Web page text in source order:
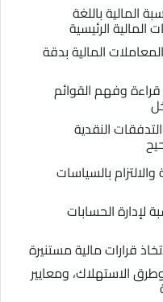
المالية باللغة
المالية الرئيسية
المالية بدقة
قراءة وفهم القوائم
النقدية
بالسياسات
لإدارة الحسابات
قرارات مالية مستنيرة
الاستهلاك، ومعايير